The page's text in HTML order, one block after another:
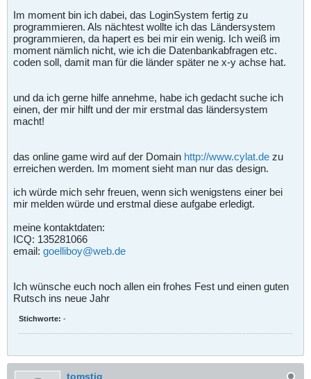
Im moment bin ich dabei, das LoginSystem fertig zu
programmieren. Als nächtest wollte ich das Ländersystem
programmieren, da hapert es bei mir ein wenig. Ich weiß im
moment nämlich nicht, wie ich die Datenbankabfragen etc.
coden soll, damit man für die länder später ne x-y achse hat.
und da ich gerne hilfe annehme, habe ich gedacht suche ich
einen, der mir hilft und der mir erstmal das ländersystem
macht!
das online game wird auf der Domain http://www.cylat.de zu
erreichen werden. Im moment sieht man nur das design.
ich würde mich sehr freuen, wenn sich wenigstens einer bei
mir melden würde und erstmal diese aufgabe erledigt.
meine kontaktdaten:
ICQ: 135281066
email: goelliboy@web.de
Ich wünsche euch noch allen ein frohes Fest und einen guten
Rutsch ins neue Jahr
Stichworte: -
tomstig